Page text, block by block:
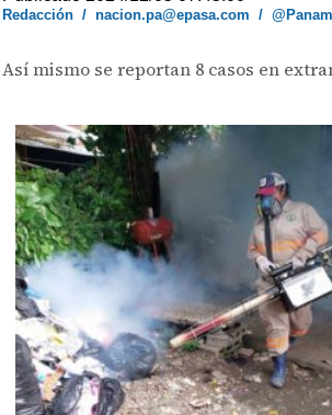
Redacción /nacion.pa@epasa.com /
Así mismo se reportan 8 casos en